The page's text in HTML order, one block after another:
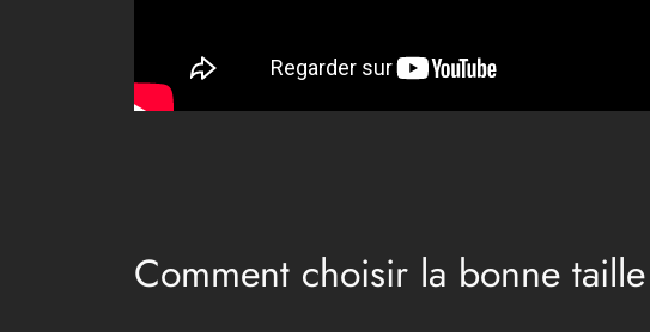
Comment choisir la bonne